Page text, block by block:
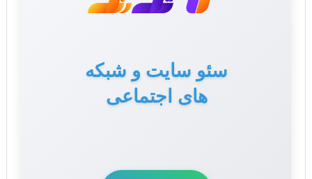
سئو سایت و شبکه
های اجتماعی